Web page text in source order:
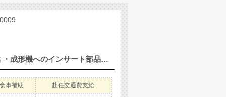
◇プラスチック製品の製造◇ ・成形機から出てきた製品検査作業 ・成形機へのインサート部品セット業務 ・製品の組立検査、測定業務 ・製品の包装、梱包作業 ★空調完備で働きやすい職場です。
事補助 赴任交通費支給